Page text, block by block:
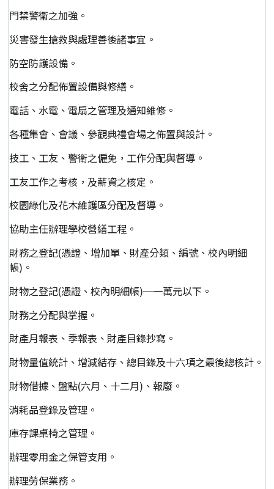
門禁警衛之加強。
災害發生搶救與處理善後諸事宜。
防空防護設備。
校舍之分配佈置設備與修繕。
電話、水電、電扇之管理及通知維修。
各種集會、會議、參觀典禮會場之佈置與設計。
技工、工友、警衛之僱免，工作分配與督導。
工友工作之考核，及薪資之核定。
校園綠化及花木維護區分配及督導。
協助主任辦理學校營繕工程。
財務之登記(憑證、增加單、財產分類、編號、校內明細
帳)。
財物之登記(憑證、校內明細帳)─一萬元以下。
財務之分配與掌握。
財產月報表、季報表、財產目錄抄寫。
財物量值統計、增減結存、總目錄及十六項之最後總核計。
財物借據、盤點(六月、十二月)、報廢。
消耗品登錄及管理。
庫存課桌椅之管理。
辦理零用金之保管支用。
辦理勞保業務。